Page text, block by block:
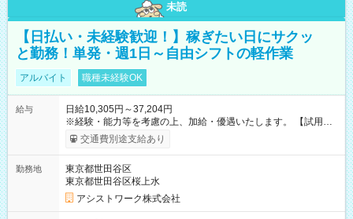
未読
【日払い・未経験歓迎！】稼ぎたい日にサクッ
と勤務！単発・週1日～自由シフトの軽作業
アルバイト 職種未経験OK
給与
日給10,305円～37,204円
※経験・能力等を考慮の上、加給・優遇いたします。 【試用期
間】試用期間なし
交通費別途支給あり
勤務地
東京都世田谷区
東京都世田谷区桜上水
アシストワーク株式会社